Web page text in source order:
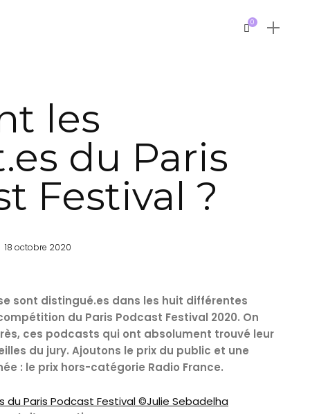
0
les
du Paris
Festival ?
18 octobre 2020
sont distingué.es dans les huit différentes
du Paris Podcast Festival 2020. On
ces podcasts qui ont absolument trouvé leur
du jury. Ajoutons le prix du public et une
: le prix hors-catégorie Radio France.